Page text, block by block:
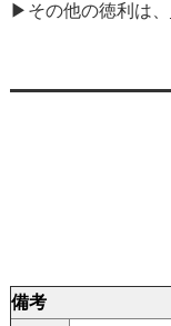
▶その他の徳利は、
備考